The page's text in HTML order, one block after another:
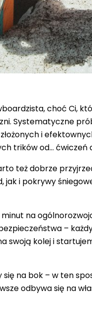
choć Ci,
Systematyczne
i
trików od... ćwiczeń
też dobrze
i pokrywy
na
–
swoją kolej i
na bok – w ten
odbywa się na